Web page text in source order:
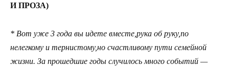
И ПРОЗА)
* Вот уже 3 года вы идете вместе,рука об руку,по
нелегкому и тернистому,но счастливому пути семейной
жизни. За прошедшие годы случилось много событий —